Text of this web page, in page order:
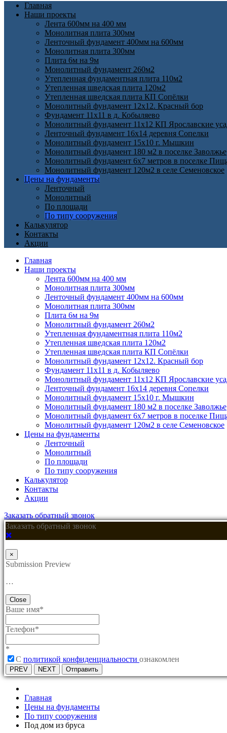
Главная
Наши проекты
Лента 600мм на 400 мм
Монолитная плита 300мм
Ленточный фундамент 400мм на 600мм
Монолитная плита 300мм
Плита 6м на 9м
Монолитный фундамент 260м2
Утепленная фундаментная плита 110м2
Утепленная шведская плита 120м2
Утепленная шведская плита КП Cопёлки
Монолитный фундамент 12х12. Красный бор
Фундамент 11х11 в д. Кобыляево
Монолитный фундамент 11х12 КП Ярославские
Ленточный фундамент 16х14 деревня Сопелки
Монолитный фундамент 15х10 г. Мышкин
Монолитный фундамент 180 м2 в поселке Заволжье
Монолитный фундамент 6х7 метров в поселке
Монолитный фундамент 120м2 в селе Семеновское
Цены на фундаменты
Ленточный
Монолитный
По площади
По типу сооружения
Калькулятор
Контакты
Акции
Главная
Наши проекты
Лента 600мм на 400 мм
Монолитная плита 300мм
Ленточный фундамент 400мм на 600мм
Монолитная плита 300мм
Плита 6м на 9м
Монолитный фундамент 260м2
Утепленная фундаментная плита 110м2
Утепленная шведская плита 120м2
Утепленная шведская плита КП Cопёлки
Монолитный фундамент 12х12. Красный бор
Фундамент 11х11 в д. Кобыляево
Монолитный фундамент 11х12 КП Ярославские
Ленточный фундамент 16х14 деревня Сопелки
Монолитный фундамент 15х10 г. Мышкин
Монолитный фундамент 180 м2 в поселке Заволжье
Монолитный фундамент 6х7 метров в поселке
Монолитный фундамент 120м2 в селе Семеновское
Цены на фундаменты
Ленточный
Монолитный
По площади
По типу сооружения
Калькулятор
Контакты
Акции
Заказать обратный звонок
Заказать обратный звонок
×
Submission Preview
…
Close
Ваше имя*
Телефон*
*
C политикой конфиденциальности ознакомлен
PREV NEXT Отправить
Главная
Цены на фундаменты
По типу сооружения
Под дом из бруса